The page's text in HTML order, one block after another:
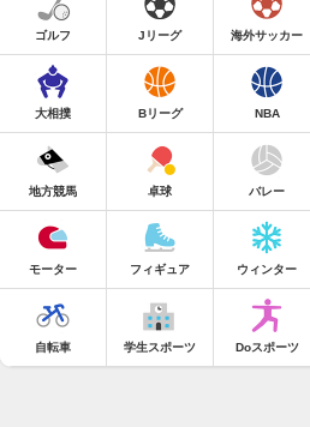
ゴルフ Jリーグ 海外サッカー
大相撲 Bリーグ NBA
地方競馬 卓球 バレー
モーター フィギュア ウィンター
自転車 学生スポーツ Doスポーツ